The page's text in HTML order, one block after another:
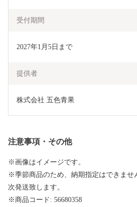
受付期間
2027年1月5日まで
提供者
株式会社 五色青果
注意事項・その他
※画像はイメージです。
※季節商品のため、納期指定はできませ
次発送致します。
※商品コード: 56680358